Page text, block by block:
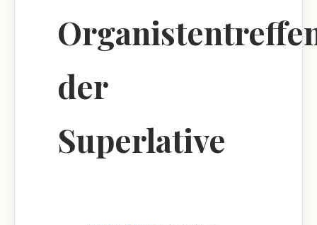
der
Superlative